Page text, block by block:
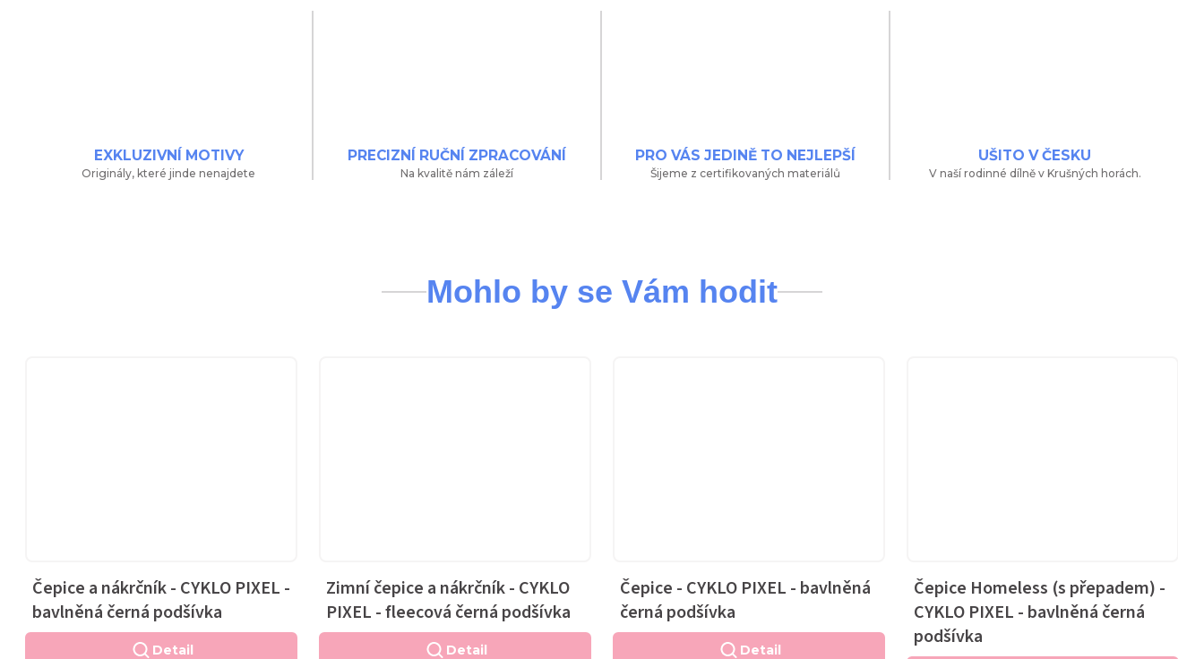
EXKLUZIVNÍ MOTIVY
Originály, které jinde nenajdete
PRECIZNÍ RUČNÍ ZPRACOVÁNÍ
Na kvalitě nám záleží
PRO VÁS JEDINĚ TO NEJLEPŠÍ
Šijeme z certifikovaných materiálů
UŠITO V ČESKU
V naší rodinné dílně v Krušných horách.
Mohlo by se Vám hodit
Čepice a nákrčník - CYKLO PIXEL -
bavlněná černá podšívka
Detail
Zimní čepice a nákrčník - CYKLO
PIXEL - fleecová černá podšívka
Detail
Čepice - CYKLO PIXEL - bavlněná
černá podšívka
Detail
Čepice Homeless (s přepadem) -
CYKLO PIXEL - bavlněná černá
podšívka